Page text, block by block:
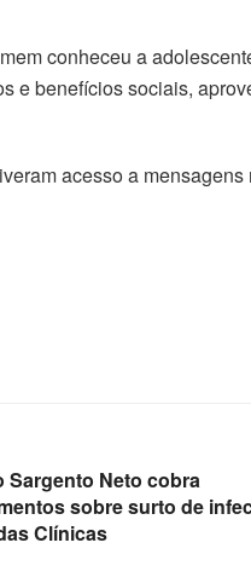
conheceu a
e benefícios sociais,
acesso a
Sargento Neto cobra
sobre surto de
Clínicas